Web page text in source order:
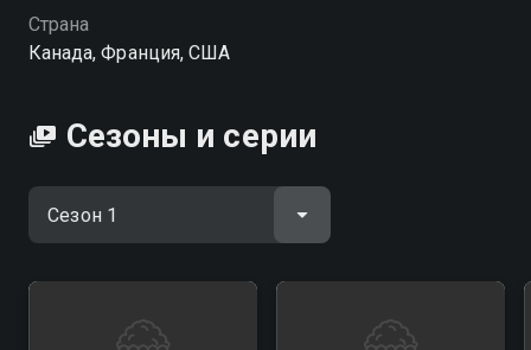
совершенно бесплатно в хорошем HD качестве на
Смотрёшке
Страна
Канада, Франция, США
Сезоны и серии